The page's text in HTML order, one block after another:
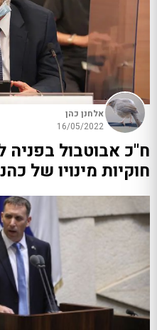
אלחנן כהן
16/05/2022
ח"כ אבוטבול בפניה
חוקיות מינויו של